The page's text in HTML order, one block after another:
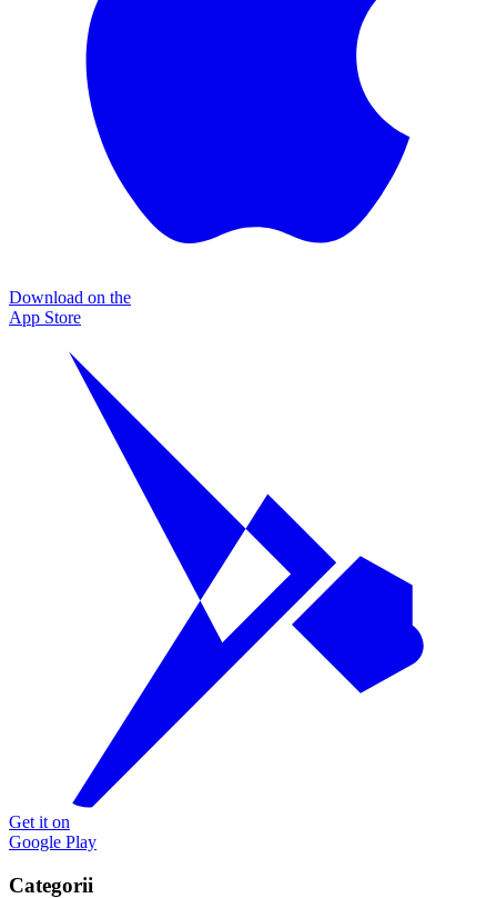
Download on the
App Store
Get it on
Google Play
Categorii